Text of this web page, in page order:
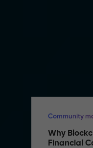
Community
Why
Financial